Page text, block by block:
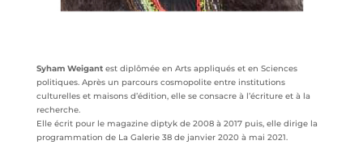
Syham Weigantest diplômée en Arts appliqués et en Sciences
politiques. Après un parcours cosmopolite entre institutions
culturelles et maisons d’édition, elle se consacre à l’écriture et à la
recherche.
Elle écrit pour le magazine diptyk de 2008 à 2017 puis, elle dirige la
programmation de La Galerie 38 de janvier 2020 à mai 2021.